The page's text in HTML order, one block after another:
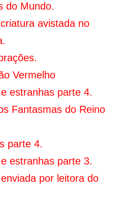
do Mundo.
avistada no
Vermelho
estranhas parte 4.
Fantasmas do Reino
parte 4.
estranhas parte 3.
por leitora do